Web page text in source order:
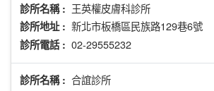
診所名稱 : 王英權皮膚科診所
診所地址 : 新北市板橋區民族路129巷6號
診所電話 : 02-29555232
診所名稱 : 合誼診所